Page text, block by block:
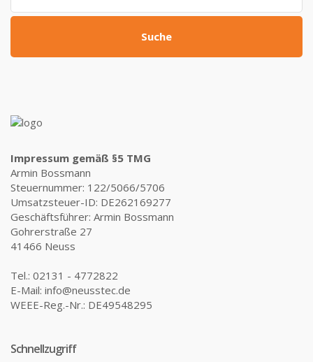
Suche
Impressum gemäß §5 TMG
Armin Bossmann
Steuernummer: 122/5066/5706
Umsatzsteuer-ID: DE262169277
Geschäftsführer: Armin Bossmann
Gohrerstraße 27
41466 Neuss
Tel.: 02131 - 4772822
E-Mail: info@neusstec.de
WEEE-Reg.-Nr.: DE49548295
Schnellzugriff